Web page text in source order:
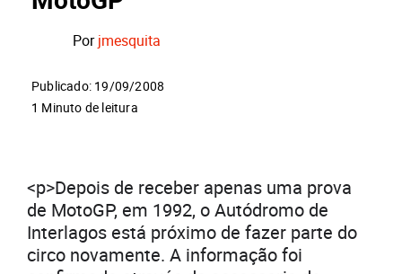
Porjmesquita
Publicado: 19/09/2008
1 Minuto de leitura
<p>Depois de receber apenas uma prova
de MotoGP, em 1992, o Autódromo de
Interlagos está próximo de fazer parte do
circo novamente. A informação foi